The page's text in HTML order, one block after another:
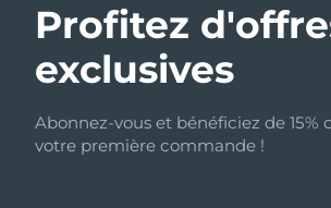
Profitez
exclusives
Abonnez-vous et bénéficiez de 15%
votre première commande !